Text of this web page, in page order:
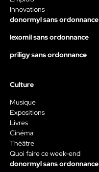
Innovations
donormyl sans ordonnance
lexomil sans ordonnance
priligy sans ordonnance
Culture
Musique
Expositions
Livres
Cinéma
Théâtre
Quoi faire ce week-end
donormyl sans ordonnance